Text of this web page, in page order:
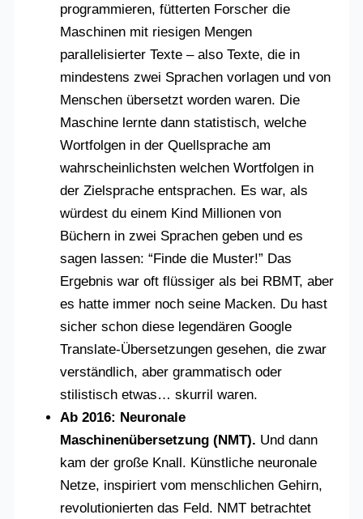
programmieren, fütterten Forscher die
Maschinen mit riesigen Mengen
parallelisierter Texte – also Texte, die in
mindestens zwei Sprachen vorlagen und von
Menschen übersetzt worden waren. Die
Maschine lernte dann statistisch, welche
Wortfolgen in der Quellsprache am
wahrscheinlichsten welchen Wortfolgen in
der Zielsprache entsprachen. Es war, als
würdest du einem Kind Millionen von
Büchern in zwei Sprachen geben und es
sagen lassen: “Finde die Muster!” Das
Ergebnis war oft flüssiger als bei RBMT, aber
es hatte immer noch seine Macken. Du hast
sicher schon diese legendären Google
Translate-Übersetzungen gesehen, die zwar
verständlich, aber grammatisch oder
stilistisch etwas… skurril waren.
Ab 2016: Neuronale
Maschinenübersetzung (NMT). Und dann
kam der große Knall. Künstliche neuronale
Netze, inspiriert vom menschlichen Gehirn,
revolutionierten das Feld. NMT betrachtet